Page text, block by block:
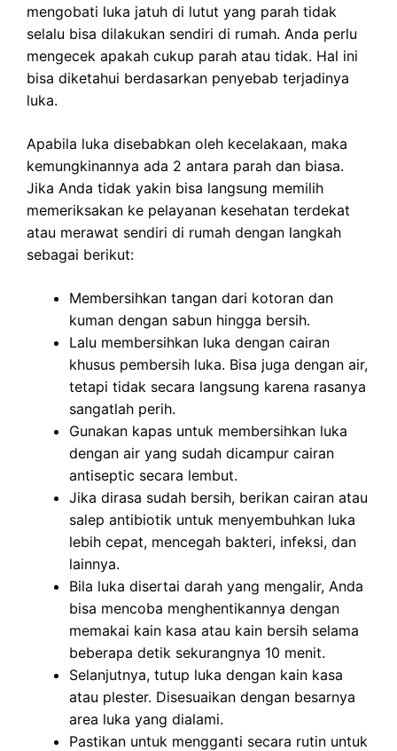
mengobati luka jatuh di lutut yang parah tidak
selalu bisa dilakukan sendiri di rumah. Anda perlu
mengecek apakah cukup parah atau tidak. Hal ini
bisa diketahui berdasarkan penyebab terjadinya
luka.
Apabila luka disebabkan oleh kecelakaan, maka
kemungkinannya ada 2 antara parah dan biasa.
Jika Anda tidak yakin bisa langsung memilih
memeriksakan ke pelayanan kesehatan terdekat
atau merawat sendiri di rumah dengan langkah
sebagai berikut:
Membersihkan tangan dari kotoran dan
kuman dengan sabun hingga bersih.
Lalu membersihkan luka dengan cairan
khusus pembersih luka. Bisa juga dengan air,
tetapi tidak secara langsung karena rasanya
sangatlah perih.
Gunakan kapas untuk membersihkan luka
dengan air yang sudah dicampur cairan
antiseptic secara lembut.
Jika dirasa sudah bersih, berikan cairan atau
salep antibiotik untuk menyembuhkan luka
lebih cepat, mencegah bakteri, infeksi, dan
lainnya.
Bila luka disertai darah yang mengalir, Anda
bisa mencoba menghentikannya dengan
memakai kain kasa atau kain bersih selama
beberapa detik sekurangnya 10 menit.
Selanjutnya, tutup luka dengan kain kasa
atau plester. Disesuaikan dengan besarnya
area luka yang dialami.
Pastikan untuk mengganti secara rutin untuk